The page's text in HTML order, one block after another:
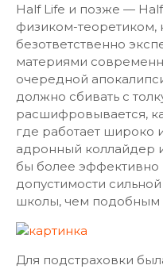
Half Life и позже —
физиком-теоретиком,
безответственно
материями
очередной
должно сбивать с
расшифровывается,
где работает широко
адронный коллайдер
бы более эффективно
допустимости
школы, чем
Для подстраховки